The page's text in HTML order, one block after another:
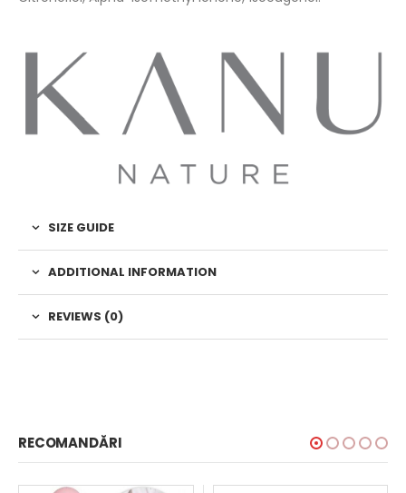
SIZE GUIDE
ADDITIONAL INFORMATION
REVIEWS (0)
RECOMANDĂRI